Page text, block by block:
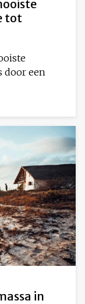
tot
door een
in